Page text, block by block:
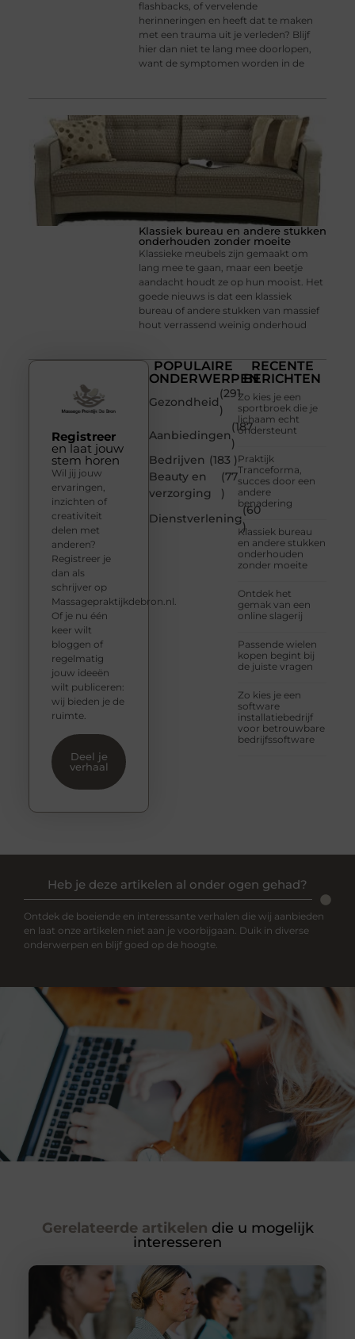
flashbacks, of vervelende
herinneringen en heeft dat te maken
met een trauma uit je verleden? Blijf
hier dan niet te lang mee doorlopen,
want de symptomen worden in de
Klassiek bureau en andere stukken
onderhouden zonder moeite
Klassieke meubels zijn gemaakt om
lang mee te gaan, maar een beetje
aandacht houdt ze op hun mooist. Het
goede nieuws is dat een klassiek
bureau of andere stukken van massief
hout verrassend weinig onderhoud
POPULAIRE
ONDERWERPEN
Gezondheid
(291
)
Aanbiedingen
(187
)
Bedrijven (183 )
Beauty en
verzorging
(77
)
Dienstverlening
(60
)
RECENTE
BERICHTEN
Zo kies je een
sportbroek die je
lichaam echt
ondersteunt
Praktijk
Tranceforma,
succes door een
andere
benadering
Klassiek bureau
en andere stukken
onderhouden
zonder moeite
Ontdek het
gemak van een
online slagerij
Passende wielen
kopen begint bij
de juiste vragen
Zo kies je een
software
installatiebedrijf
voor betrouwbare
bedrijfssoftware
Registreer
en laat jouw
stem horen
Wil jij jouw
ervaringen,
inzichten of
creativiteit
delen met
anderen?
Registreer je
dan als
schrijver op
Massagepraktijkdebron.nl.
Of je nu één
keer wilt
bloggen of
regelmatig
jouw ideeën
wilt publiceren:
wij bieden je de
ruimte.
Deel je
verhaal
Heb je deze artikelen al onder ogen gehad?
Ontdek de boeiende en interessante verhalen die wij aanbieden
en laat onze artikelen niet aan je voorbijgaan. Duik in diverse
onderwerpen en blijf goed op de hoogte.
Gerelateerde artikelen die u mogelijk
interesseren